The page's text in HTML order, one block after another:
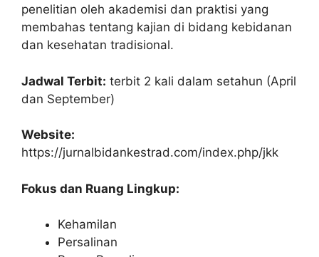
penelitian oleh akademisi dan praktisi yang
membahas tentang kajian di bidang kebidanan
dan kesehatan tradisional.
Jadwal Terbit: terbit 2 kali dalam setahun (April
dan September)
Website:
https://jurnalbidankestrad.com/index.php/jkk
Fokus dan Ruang Lingkup:
Kehamilan
Persalinan